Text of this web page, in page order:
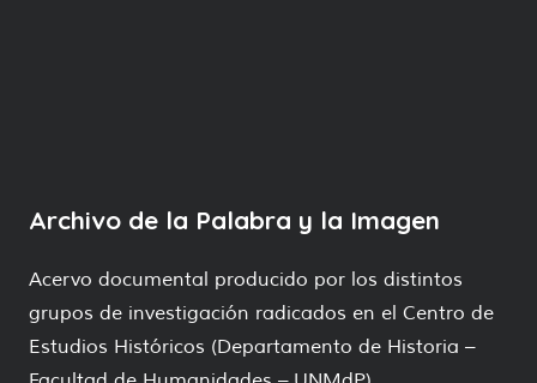
Archivo de la Palabra y la Imagen
Acervo documental producido por los distintos
grupos de investigación radicados en el Centro de
Estudios Históricos (Departamento de Historia –